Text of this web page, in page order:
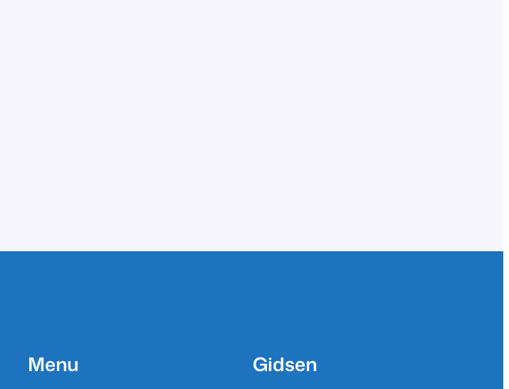
Menu Gidsen